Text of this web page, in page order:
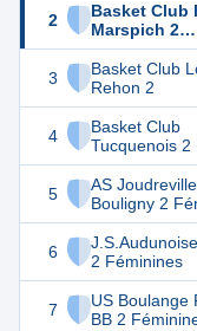
2
Basket Club
Marspich 2
Féminines
3
Basket Club
Rehon 2
4
Basket Club
Tucquenois 2
5
AS
Bouligny 2
6
2 Féminines
7
US Boulange
BB 2